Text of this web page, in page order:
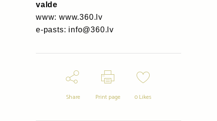
valde
www: www.360.lv
e-pasts: info@360.lv
Share Print page 0Likes